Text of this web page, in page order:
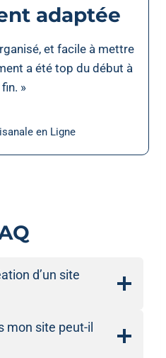
adaptée
et facile à mettre
a été top du début à
fin. »
en Ligne
d’un site
mon site peut-il